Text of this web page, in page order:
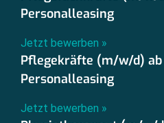
Personalleasing
Jetzt bewerben »
Pflegekräfte (m/w/d)
Personalleasing
Jetzt bewerben »